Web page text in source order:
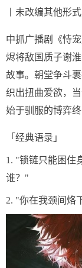
丨未改编其他形式
中抓广播剧《恃
烬将敌国质子谢
故事。朝堂争斗
织出扭曲爱欲，
始于驯服的博弈
「经典语录」
1. "锁链只能困
谁？"
2. "你在我颈间烙